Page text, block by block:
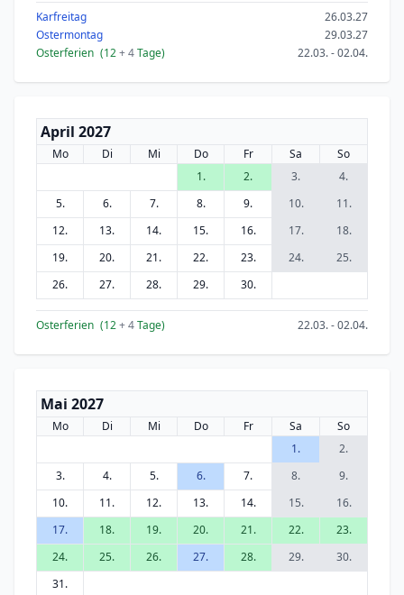
Karfreitag
26.03.27
Ostermontag
29.03.27
Osterferien (12+ 4Tage) 22.03. - 02.04.
April 2027
Mo Di Mi Do Fr Sa
So
1.
2. 3.
4.
5.
6. 7. 8. 9. 10.
11.
12.
13. 14. 15. 16. 17.
18.
19.
20. 21. 22. 23. 24.
25.
26.
27. 28. 29. 30.
Osterferien (12+ 4Tage) 22.03. - 02.04.
Mai 2027
Mo Di Mi Do Fr Sa
So
1.
2.
3.
4. 5. 6. 7. 8.
9.
10.
11. 12. 13. 14. 15.
16.
17.
18. 19. 20. 21. 22.
23.
24.
25. 26. 27. 28. 29.
30.
31.